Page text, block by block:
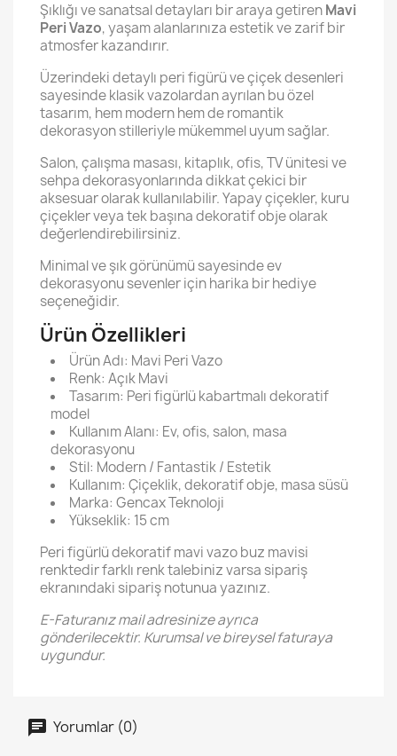
Şıklığı ve sanatsal detayları bir araya getirenMavi
Peri Vazo, yaşam alanlarınıza estetik ve zarif bir
atmosfer kazandırır.
Üzerindeki detaylı peri figürü ve çiçek desenleri
sayesinde klasik vazolardan ayrılan bu özel
tasarım, hem modern hem de romantik
dekorasyon stilleriyle mükemmel uyum sağlar.
Salon, çalışma masası, kitaplık, ofis, TV ünitesi ve
sehpa dekorasyonlarında dikkat çekici bir
aksesuar olarak kullanılabilir. Yapay çiçekler, kuru
çiçekler veya tek başına dekoratif obje olarak
değerlendirebilirsiniz.
Minimal ve şık görünümü sayesinde ev
dekorasyonu sevenler için harika bir hediye
seçeneğidir.
Ürün Özellikleri
Ürün Adı: Mavi Peri Vazo
Renk: Açık Mavi
Tasarım: Peri figürlü kabartmalı dekoratif
model
Kullanım Alanı: Ev, ofis, salon, masa
dekorasyonu
Stil: Modern / Fantastik / Estetik
Kullanım: Çiçeklik, dekoratif obje, masa süsü
Marka: Gencax Teknoloji
Yükseklik: 15 cm
Peri figürlü dekoratif mavi vazo buz mavisi
renktedir farklı renk talebiniz varsa sipariş
ekranındaki sipariş notunua yazınız.
E-Faturanız mail adresinize ayrıca
gönderilecektir. Kurumsal ve bireysel faturaya
uygundur.
Yorumlar (0)